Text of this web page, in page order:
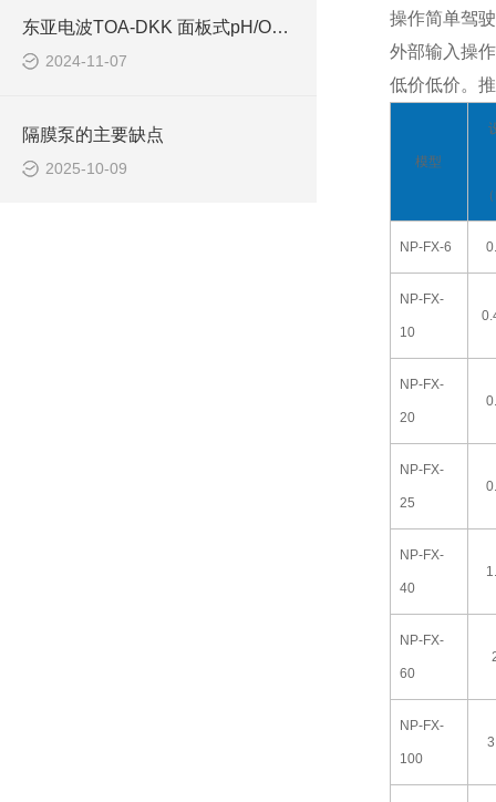
东亚电波TOA-DKK 面板式pH/ORP控制器 HBM-100B (pH)
2024-11-07
隔膜泵的主要缺点
2025-10-09
操作简单驾
外部输入操
低价低价。
模型
NP-FX-6
NP-FX-
10
NP-FX-
20
NP-FX-
25
NP-FX-
40
NP-FX-
60
NP-FX-
100